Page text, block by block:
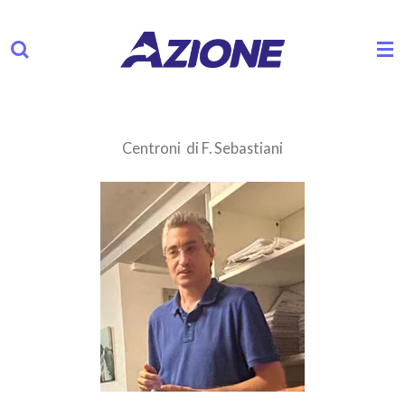
al
contenuto
Centroni di F. Sebastiani